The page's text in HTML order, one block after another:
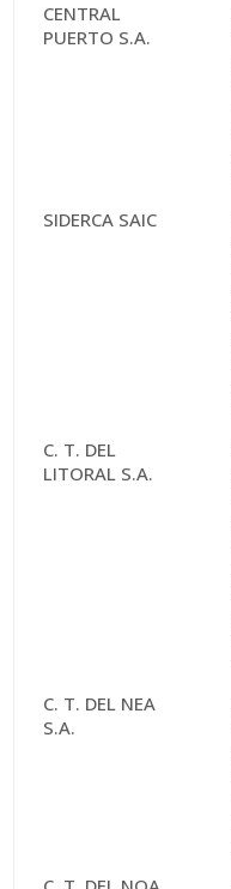
CENTRAL
PUERTO S.A.
SIDERCA SAIC
C. T. DEL
LITORAL S.A.
C. T. DEL NEA
S.A.